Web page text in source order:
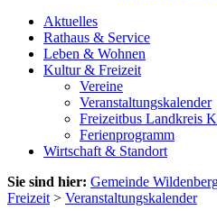
Aktuelles
Rathaus & Service
Leben & Wohnen
Kultur & Freizeit
Vereine
Veranstaltungskalender
Freizeitbus Landkreis
Ferienprogramm
Wirtschaft & Standort
Sie sind hier: Gemeinde
Freizeit > Veranstaltungskalender